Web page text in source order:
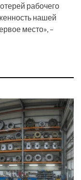
рабочего
нашей
место», –